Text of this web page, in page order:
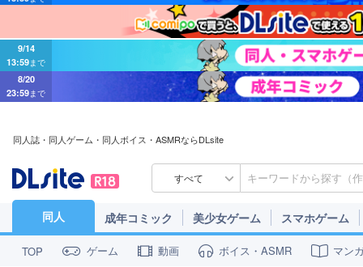
9/14
13:59
8/20
23:59
同人誌・同人ゲーム・同人ボイス・ASMRならDLsite
すべて
同人 成年コミック 美少女ゲーム スマホゲーム
TOP ゲーム 動画 ボイス・ASMR マン